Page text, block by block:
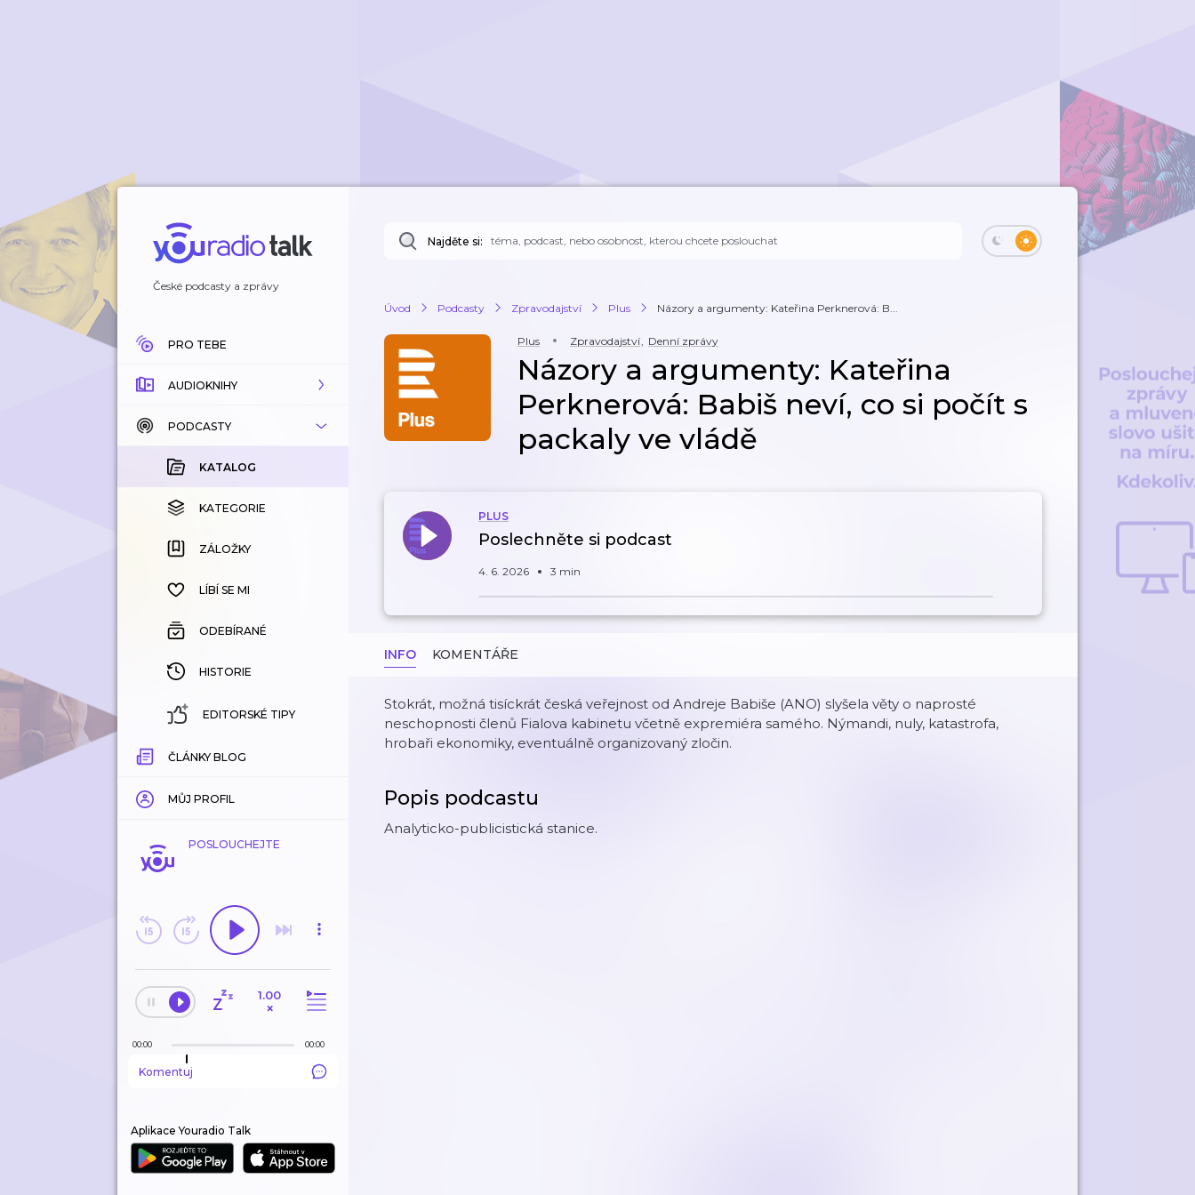
České podcasty a zprávy
PRO TEBE
AUDIOKNIHY
KATALOG
KOUPENÉ
KATEGORIE
ZÁLOŽKY
HISTORIE
PODCASTY
KATALOG
KATEGORIE
ZÁLOŽKY
LÍBÍ SE MI
ODEBÍRANÉ
HISTORIE
EDITORSKÉ TIPY
ČLÁNKY BLOG
MŮJ PROFIL
POSLOUCHEJTE
1.00
×
00:00 00:00
Komentuj
Aplikace Youradio Talk
Najděte si:
Úvod Podcasty Zpravodajství Plus Názory a argumenty: Kateřina Perknerová: B...
Plus Zpravodajství, Denní zprávy
Názory a argumenty: Kateřina
Perknerová: Babiš neví, co si počít s
packaly ve vládě
PLUS
Poslechněte si podcast
4. 6. 2026 3 min
INFO KOMENTÁŘE
Stokrát, možná tisíckrát česká veřejnost od Andreje Babiše (ANO) slyšela věty o naprosté
neschopnosti členů Fialova kabinetu včetně expremiéra samého. Nýmandi, nuly, katastrofa,
hrobaři ekonomiky, eventuálně organizovaný zločin.
Popis podcastu
Analyticko-publicistická stanice.